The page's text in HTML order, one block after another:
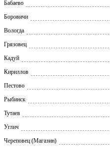
Бабаево
Боровичи
Вологда
Грязовец
Кадуй
Кириллов
Пестово
Рыбинск
Тутаев
Углич
Череповец (Магазин)